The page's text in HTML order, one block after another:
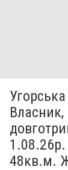
48кв.м.